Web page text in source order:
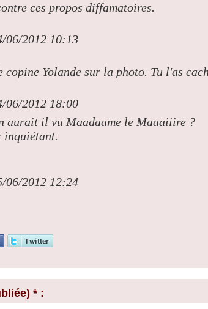
ces propos diffamatoires.
06/2012 10:13
copine Yolande sur la photo. Tu l'as
06/2012 18:00
aurait il vu Maadaame le Maaaiiire ?
inquiétant.
06/2012 12:24
* :